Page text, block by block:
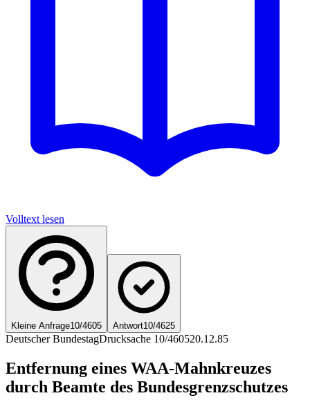
Volltext lesen
Kleine Anfrage10/4605 Antwort10/4625
Deutscher BundestagDrucksache 10/460520.12.85
Entfernung eines WAA-Mahnkreuzes
durch Beamte des Bundesgrenzschutzes